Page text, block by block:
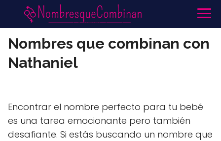
Nombres que combinan con
Nathaniel
Encontrar el nombre perfecto para tu bebé
es una tarea emocionante pero también
desafiante. Si estás buscando un nombre que